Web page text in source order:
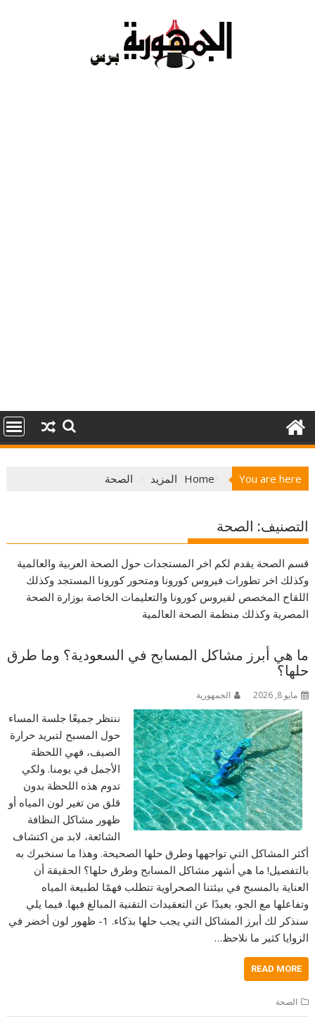
You are here
Home المزيد الصحة
التصنيف: الصحة
قسم الصحة يقدم لكم اخر المستجدات حول الصحة العربية والعالمية
وكذلك اخر تطورات فيروس كورونا ومتحور كورونا المستجد وكذلك
اللقاح المخصص لفيروس كورونا والتعليمات الخاصة بوزارة الصحة
المصرية وكذلك منظمة الصحة العالمية
ما هي أبرز مشاكل المسابح في السعودية؟ وما طرق
حلها؟
مايو 8, 2026 الجمهورية
ننتظر جميعًا جلسة المساء
حول المسبح لتبريد حرارة
الصيف، فهي اللحظة
الأجمل في يومنا. ولكي
تدوم هذه اللحظة بدون
قلق من تغير لون المياه أو
ظهور مشاكل النظافة
الشائعة، لابد من اكتشاف
أكثر المشاكل التي تواجهها وطرق حلها الصحيحة. وهذا ما سنخبرك به
بالتفصيل! ما هي أشهر مشاكل المسابح وطرق حلها؟ الحقيقة أن
العناية بالمسبح في بيئتنا الصحراوية تتطلب فهمًا لطبيعة المياه
وتفاعلها مع الجو، بعيدًا عن التعقيدات التقنية المبالغ فيها. فيما يلي
سنذكر لك أبرز المشاكل التي يجب حلها بذكاء. 1- ظهور لون أخضر في
الزوايا كثير ما نلاحظ…
READ MORE
الصحة